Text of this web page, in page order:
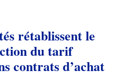
rétablissent le
du tarif
contrats d’achat